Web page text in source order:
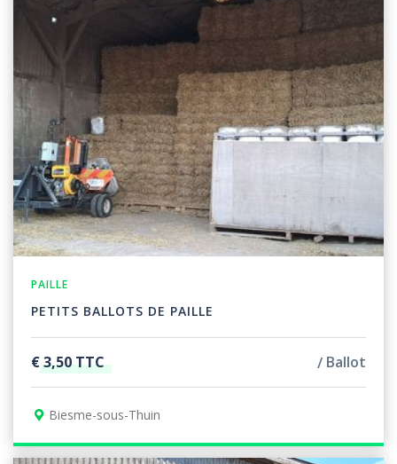
PAILLE
PETITS BALLOTS DE PAILLE
€ 3,50 TTC Ballot
Biesme-sous-Thuin